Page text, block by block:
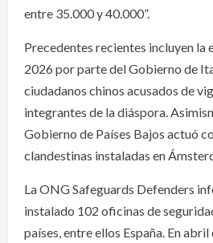
entre 35.000 y 40.000”.
Precedentes recientes incluyen la
2026 por parte del Gobierno de
ciudadanos chinos acusados de
integrantes de la diáspora.
Gobierno de Países Bajos actuó
clandestinas instaladas en
La ONG Safeguards Defenders
instalado 102 oficinas de
países, entre ellos España. En